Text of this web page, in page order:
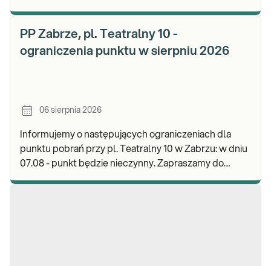
PP Zabrze, pl. Teatralny 10 -
ograniczenia punktu w sierpniu 2026
06 sierpnia 2026
Informujemy o następujących ograniczeniach dla
punktu pobrań przy pl. Teatralny 10 w Zabrzu: w dniu
07.08 - punkt będzie nieczynny. Zapraszamy do